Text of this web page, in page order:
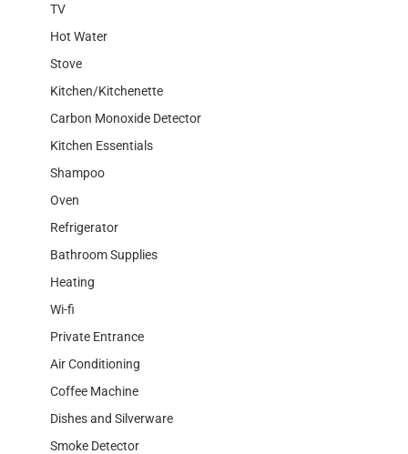
TV
Hot Water
Stove
Kitchen/Kitchenette
Carbon Monoxide Detector
Kitchen Essentials
Shampoo
Oven
Refrigerator
Bathroom Supplies
Heating
Wi-fi
Private Entrance
Air Conditioning
Coffee Machine
Dishes and Silverware
Smoke Detector